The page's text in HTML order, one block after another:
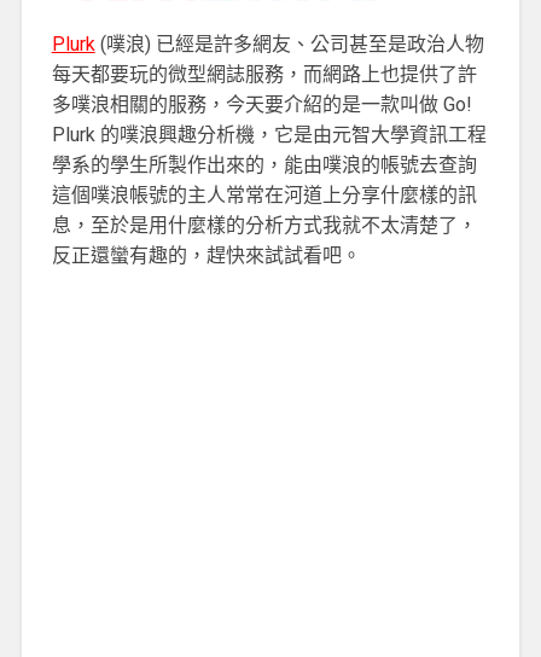
Plurk (噗浪) 已經是許多網友、公司甚至是政治人物
每天都要玩的微型網誌服務，而網路上也提供了許
多噗浪相關的服務，今天要介紹的是一款叫做 Go!
Plurk 的噗浪興趣分析機，它是由元智大學資訊工程
學系的學生所製作出來的，能由噗浪的帳號去查詢
這個噗浪帳號的主人常常在河道上分享什麼樣的訊
息，至於是用什麼樣的分析方式我就不太清楚了，
反正還蠻有趣的，趕快來試試看吧。